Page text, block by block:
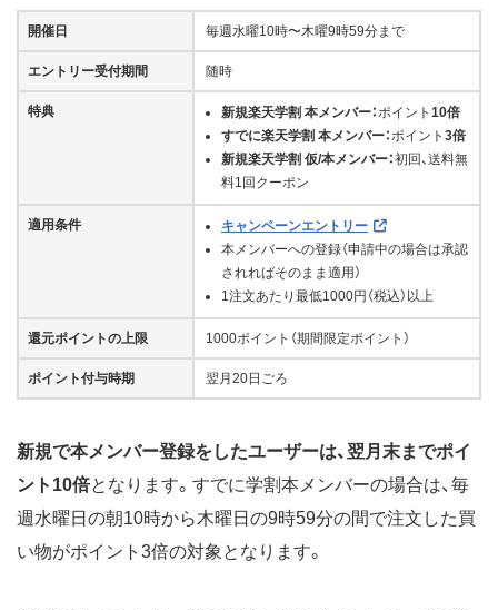
開催日 毎週水曜10時〜木曜9時59分まで
エントリー受付期間 随時
特典 新規楽天学割 本メンバー：ポイント 10倍
すでに楽天学割 本メンバー：ポイント 3倍
新規楽天学割 仮/本メンバー：初回、送料無
料1回クーポン
適用条件
キャンペーンエントリー
本メンバーへの登録（申請中の場合は承認
されればそのまま適用）
1注文あたり最低1000円（税込）以上
還元ポイントの上限 1000ポイント（期間限定ポイント）
ポイント付与時期 翌月20日ごろ
新規で本メンバー登録をしたユーザーは、翌月末までポイ
ント10倍となります。すでに学割本メンバーの場合は、毎
週水曜日の朝10時から木曜日の9時59分の間で注文した買
い物がポイント3倍の対象となります。